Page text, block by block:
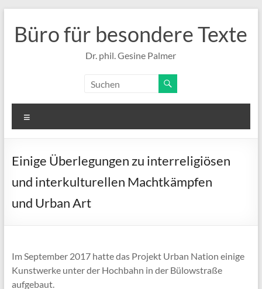
Inhalt
springen
Büro für besondere Texte
Dr. phil. Gesine Palmer
Einige Überlegungen zu interreligiösen
und interkulturellen Machtkämpfen
und Urban Art
Im September 2017 hatte das Projekt Urban Nation einige
Kunstwerke unter der Hochbahn in der Bülowstraße
aufgebaut.